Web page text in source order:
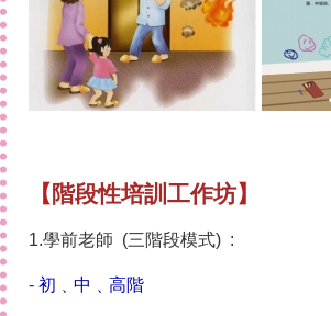
【 階段性培訓工作坊】
1.學前老師 (三階段模式) :
- 初﹑中﹑高階